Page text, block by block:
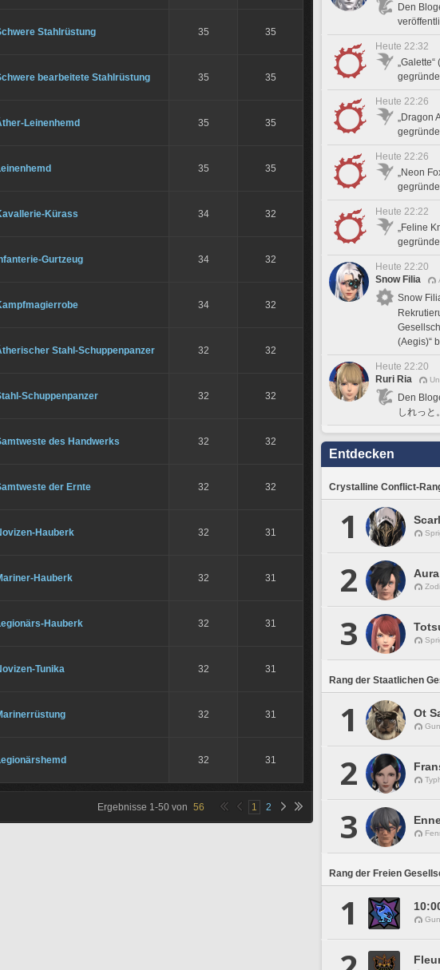
Stahlrüstung 35 35
bearbeitete Stahlrüstung 35 35
Leinenhemd 35 35
35 35
Kürass 34 32
Gurtzeug 34 32
34 32
Stahl-Schuppenpanzer 32 32
Schuppenpanzer 32 32
des Handwerks 32 32
der Ernte 32 32
Hauberk 32 31
Hauberk 32 31
Hauberk 32 31
Tunika 32 31
32 31
32 31
Ergebnisse 1-50 von 56 1 2
Den
Heute 22:32
Heute 22:26
„Dragon
Heute 22:26
„Neon
Heute 22:22
„Feline
Heute 22:20
Snow Filia
Snow
(Aegis)“
Heute 22:20
Ruri Ria
Den
しれっと
Entdecken
Crystalline Conflict-
1
2
3
Rang der Staatlichen
1 Ot
2
3
Rang der Freien
1